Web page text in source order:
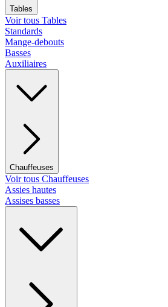
Tables
Voir tous Tables
Standards
Mange-debouts
Basses
Auxiliaires
Chauffeuses
Voir tous Chauffeuses
Assies hautes
Assises basses